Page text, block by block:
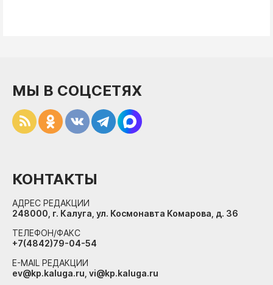
МЫ В СОЦСЕТЯХ
КОНТАКТЫ
АДРЕС РЕДАКЦИИ
248000, г. Калуга, ул. Космонавта Комарова, д. 36
ТЕЛЕФОН/ФАКС
+7(4842)79-04-54
E-MAIL РЕДАКЦИИ
ev@kp.kaluga.ru, vi@kp.kaluga.ru